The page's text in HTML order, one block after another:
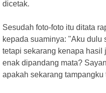
dicetak.
Sesudah foto-foto itu ditata
kepada suaminya: "Aku dulu
tetapi sekarang kenapa hasil
enak dipandang mata?
apakah sekarang